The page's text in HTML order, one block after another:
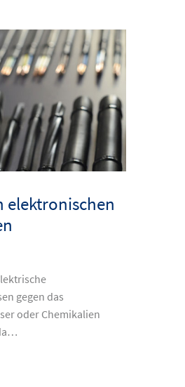
elektronischen
gegen das
oder Chemikalien